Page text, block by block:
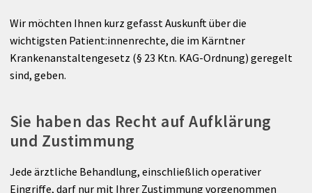
Urologie
Wir möchten Ihnen kurz gefasst Auskunft über die
wichtigsten Patient:innenrechte, die im Kärntner
Krankenanstaltengesetz (§ 23 Ktn. KAG-Ordnung) geregelt
sind, geben.
Sie haben das Recht auf Aufklärung
und Zustimmung
Jede ärztliche Behandlung, einschließlich operativer
Eingriffe, darf nur mit Ihrer Zustimmung vorgenommen